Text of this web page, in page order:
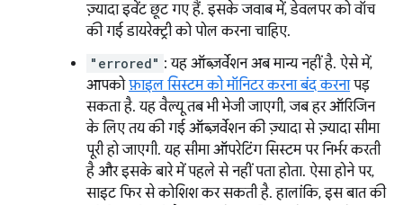
ज़्यादा इवेंट छूट गए हैं. इसके जवाब में, डेवलपर को वॉच
की गई डायरेक्ट्री को पोल करना चाहिए.
"errored" : यह ऑब्ज़र्वेशन अब मान्य नहीं है. ऐसे में,
आपकोफ़ाइल सिस्टम को मॉनिटर करना बंद करनापड़
सकता है. यह वैल्यू तब भी भेजी जाएगी, जब हर ऑरिजिन
के लिए तय की गई ऑब्ज़र्वेशन की ज़्यादा से ज़्यादा सीमा
पूरी हो जाएगी. यह सीमा ऑपरेटिंग सिस्टम पर निर्भर करती
है और इसके बारे में पहले से नहीं पता होता. ऐसा होने पर,
साइट फिर से कोशिश कर सकती है. हालांकि, इस बात की